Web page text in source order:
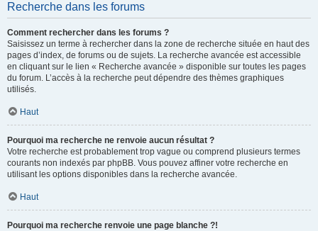
Recherche dans les forums
Comment rechercher dans les forums ?
Saisissez un terme à rechercher dans la zone de recherche située en haut des
pages d’index, de forums ou de sujets. La recherche avancée est accessible
en cliquant sur le lien « Recherche avancée » disponible sur toutes les pages
du forum. L’accès à la recherche peut dépendre des thèmes graphiques
utilisés.
Haut
Pourquoi ma recherche ne renvoie aucun résultat ?
Votre recherche est probablement trop vague ou comprend plusieurs termes
courants non indexés par phpBB. Vous pouvez affiner votre recherche en
utilisant les options disponibles dans la recherche avancée.
Haut
Pourquoi ma recherche renvoie une page blanche ?!